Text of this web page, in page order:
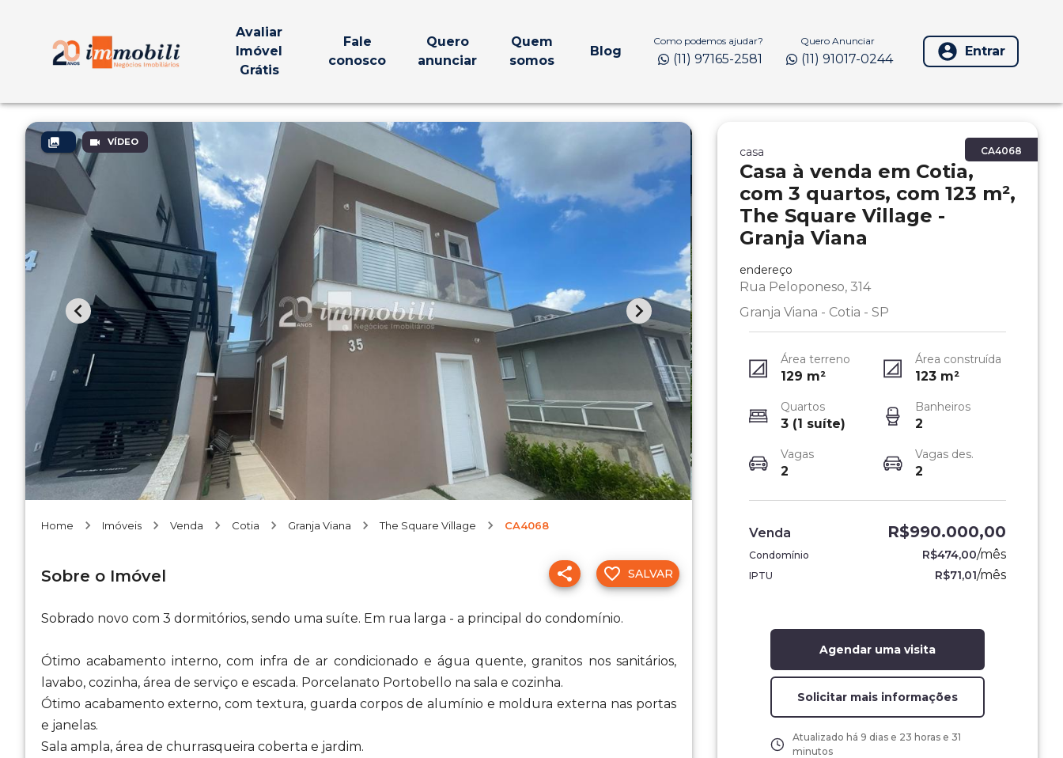
Avaliar
Imóvel
Grátis
Fale
conosco
Quero
anunciar
Quem
somos
Blog
Como podemos ajudar?
(11) 97165-2581
Quero Anunciar
(11) 91017-0244 Entrar
VÍDEO
Home Imóveis Venda Cotia Granja Viana The Square Village CA4068
Sobre o Imóvel
Sobrado novo com 3 dormitórios, sendo uma suíte. Em rua larga - a principal do condomínio.
Ótimo acabamento interno, com infra de ar condicionado e água quente, granitos nos sanitários,
lavabo, cozinha, área de serviço e escada. Porcelanato Portobello na sala e cozinha.
Ótimo acabamento externo, com textura, guarda corpos de alumínio e moldura externa nas portas
e janelas.
Sala ampla, área de churrasqueira coberta e jardim.
SALVAR
CA4068
casa
Casa à venda em Cotia,
com 3 quartos, com 123 m²,
The Square Village -
Granja Viana
endereço
Rua Peloponeso, 314
Granja Viana - Cotia - SP
Área terreno
129 m²
Área construída
123 m²
Quartos
3 (1 suíte)
Banheiros
2
Vagas
2
Vagas des.
2
Venda R$990.000,00
Condomínio R$474,00/mês
IPTU R$71,01/mês
Agendar uma visita
Solicitar mais informações
Atualizado há 9 dias e 23 horas e 31
minutos